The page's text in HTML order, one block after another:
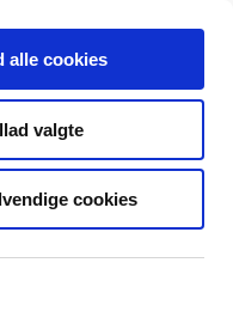
alle cookies
valgte
cookies